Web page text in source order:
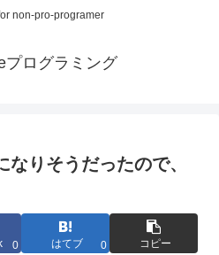
non-pro-programer
プログラミング
なりそうだったので、
0 はてブ 0 コピー